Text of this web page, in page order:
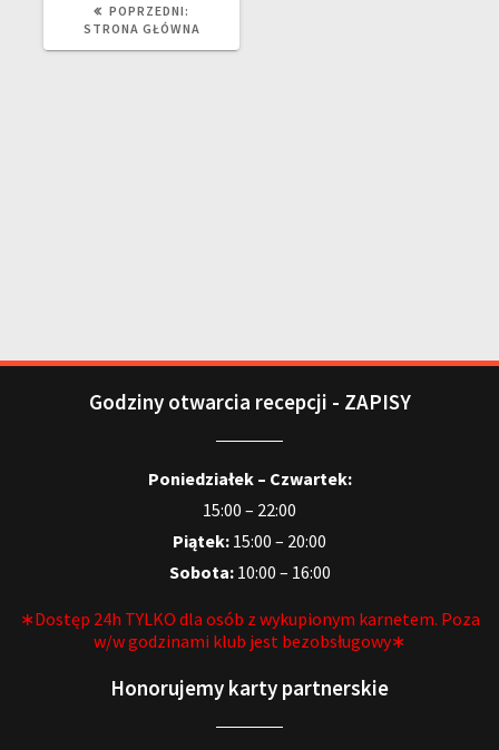
POPRZEDNI:
STRONA GŁÓWNA
Godziny otwarcia recepcji - ZAPISY
Poniedziałek – Czwartek:
15:00 – 22:00
Piątek: 15:00 – 20:00
Sobota:10:00 – 16:00
∗Dostęp 24h TYLKO dla osób z wykupionym karnetem. Poza
w/w godzinami klub jest bezobsługowy∗
Honorujemy karty partnerskie